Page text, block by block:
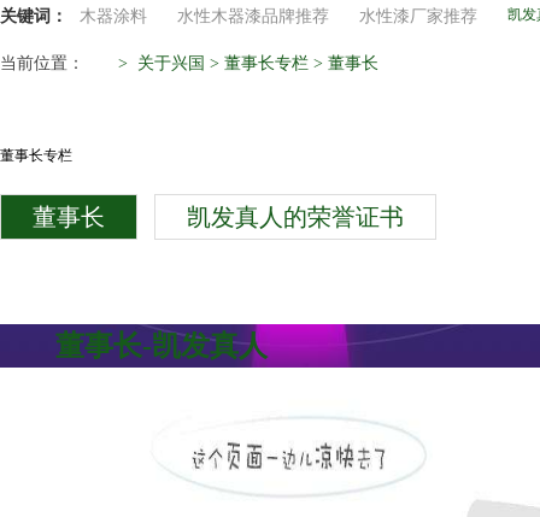
关键词： 凯发
木器涂料 水性木器漆品牌推荐 水性漆厂家推荐
当前位置： > 关于兴国 > 董事长专栏 > 董事长
董事长专栏
董事长 凯发真人的荣誉证书
董事长-凯发真人